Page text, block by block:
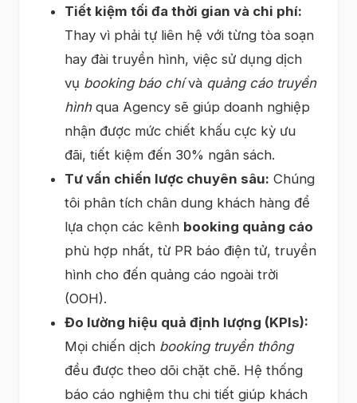
Tiết kiệm tối đa thời gian và chi phí:
Thay vì phải tự liên hệ với từng tòa soạn
hay đài truyền hình, việc sử dụng dịch
vụ booking báo chívà quảng cáo truyền
hìnhqua Agency sẽ giúp doanh nghiệp
nhận được mức chiết khấu cực kỳ ưu
đãi, tiết kiệm đến 30% ngân sách.
Tư vấn chiến lược chuyên sâu: Chúng
tôi phân tích chân dung khách hàng để
lựa chọn các kênh booking quảng cáo
phù hợp nhất, từ PR báo điện tử, truyền
hình cho đến quảng cáo ngoài trời
(OOH).
Đo lường hiệu quả định lượng (KPIs):
Mọi chiến dịch booking truyền thông
đều được theo dõi chặt chẽ. Hệ thống
báo cáo nghiệm thu chi tiết giúp khách